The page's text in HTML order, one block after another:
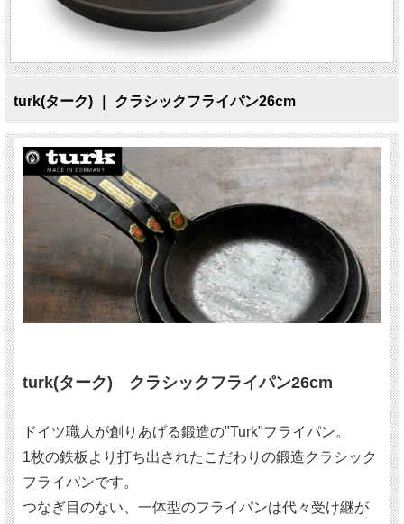
turk(ターク) ｜ クラシックフライパン26cm
turk(ターク) クラシックフライパン26cm
ドイツ職人が創りあげる鍛造の"Turk"フライパン。
1枚の鉄板より打ち出されたこだわりの鍛造クラシック
フライパンです。
つなぎ目のない、一体型のフライパンは代々受け継が